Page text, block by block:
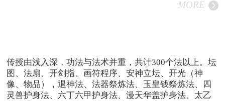
MORE
传授由浅入深，功法与法术并重，共计300个法以上。坛
图、法扇、开剑指、画符程序、安神立坛、开光（神
像、物品），退神法、法器祭炼法、玉皇钱祭炼法、四
灵兽护身法、六丁六甲护身法、漫天华盖护身法、太乙